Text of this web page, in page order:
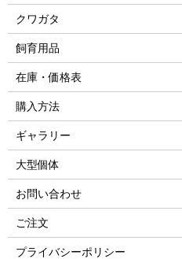
クワガタ
飼育用品
在庫・価格表
購入方法
ギャラリー
大型個体
お問い合わせ
ご注文
プライバシーポリシー